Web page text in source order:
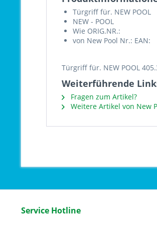
Türgriff für. NEW POOL
NEW - POOL
Wie ORIG.NR.:
von New Pool Nr.: EAN:
Türgriff für. NEW POOL
Weiterführende
Fragen zum Artikel?
Weitere Artikel von New
Service Hotline